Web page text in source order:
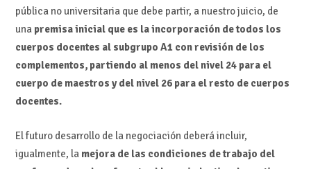
pública no universitaria que debe partir, a nuestro juicio, de
una premisa inicial que es la incorporación de todos los
cuerpos docentes al subgrupo A1 con revisión de los
complementos, partiendo al menos del nivel 24 para el
cuerpo de maestros y del nivel 26 para el resto de cuerpos
docentes.
El futuro desarrollo de la negociación deberá incluir,
igualmente, la mejora de las condiciones de trabajo del